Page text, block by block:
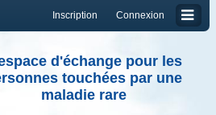
Connexion
Inscription
d'échange pour les
touchées par une
maladie rare